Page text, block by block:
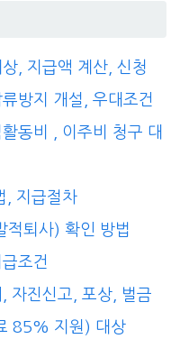
, 지급액 계산, 신청
방지 개설, 우대조건
동비 , 이주비 청구 대
, 지급절차
적퇴사) 확인 방법
조건
자진신고, 포상, 벌금
85% 지원) 대상